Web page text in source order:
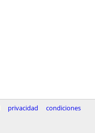
privacidad
condiciones